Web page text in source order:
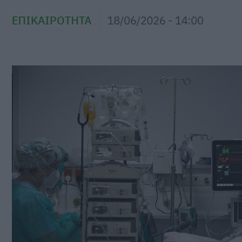
ΕΠΙΚΑΙΡΌΤΗΤΑ 18/06/2026 - 14:00